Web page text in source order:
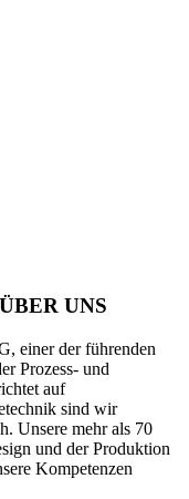
UNS
einer der führenden
Prozess- und
auf
sind wir
Unsere mehr als 70
und der Produktion
Kompetenzen